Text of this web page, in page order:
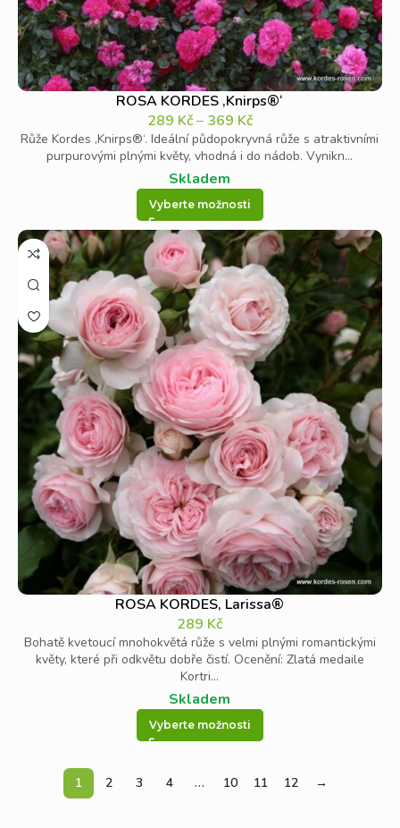
ROSA KORDES ‚Knirps®‘
289 Kč– 369 Kč
Růže Kordes ‚Knirps®‘. Ideální půdopokryvná růže s atraktivními
purpurovými plnými květy, vhodná i do nádob. Vynikn...
Skladem
Vyberte možnosti
ROSA KORDES, Larissa®
289 Kč
Bohatě kvetoucí mnohokvětá růže s velmi plnými romantickými
květy, které při odkvětu dobře čistí. Ocenění: Zlatá medaile
Kortri...
Skladem
Vyberte možnosti
1 2 3 4 … 10 11 12 →